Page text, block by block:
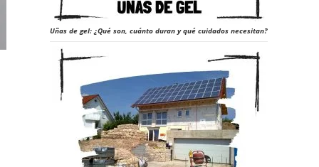
Uñas de gel: ¿Qué son, cuánto duran y qué cuidados necesitan?